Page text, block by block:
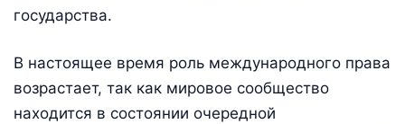
государства.
В настоящее время роль международного права
возрастает, так как мировое сообщество
находится в состоянии очередной